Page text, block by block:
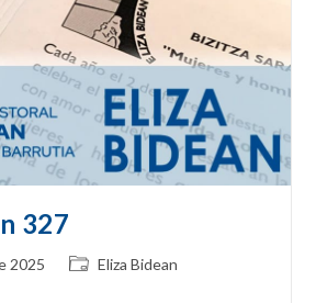
327
2025
PostEliza Bidean